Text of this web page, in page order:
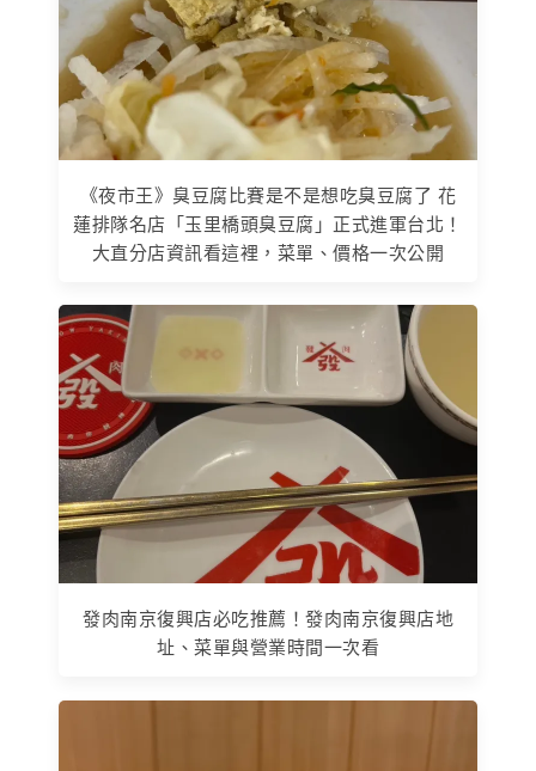
《夜市王》臭豆腐比賽是不是想吃臭豆腐了 花
蓮排隊名店「玉里橋頭臭豆腐」正式進軍台北！
大直分店資訊看這裡，菜單、價格一次公開
發肉南京復興店必吃推薦！發肉南京復興店地
址、菜單與營業時間一次看